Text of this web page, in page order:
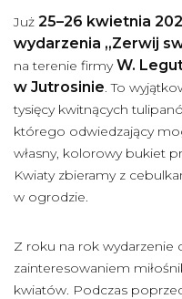
Już 25–26 kwietnia
wydarzenia „Zerwij
na terenie firmyW.
w Jutrosinie. To
tysięcy kwitnących
którego odwiedzający
własny, kolorowy bukiet
Kwiaty zbieramy z
w ogrodzie.
Z roku na rok wydarzenie
zainteresowaniem
kwiatów. Podczas